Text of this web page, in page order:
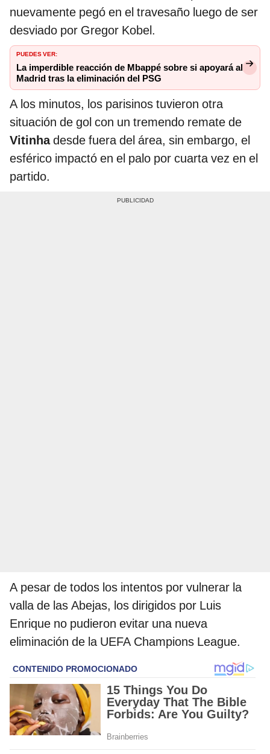
nuevamente pegó en el travesaño luego de ser
desviado por Gregor Kobel.
PUEDES VER:
La imperdible reacción de Mbappé sobre si apoyará al
Madrid tras la eliminación del PSG
A los minutos, los parisinos tuvieron otra
situación de gol con un tremendo remate de
Vitinhadesde fuera del área, sin embargo, el
esférico impactó en el palo por cuarta vez en el
partido.
A pesar de todos los intentos por vulnerar la
valla de las Abejas, los dirigidos por Luis
Enrique no pudieron evitar una nueva
eliminación de la UEFA Champions League.